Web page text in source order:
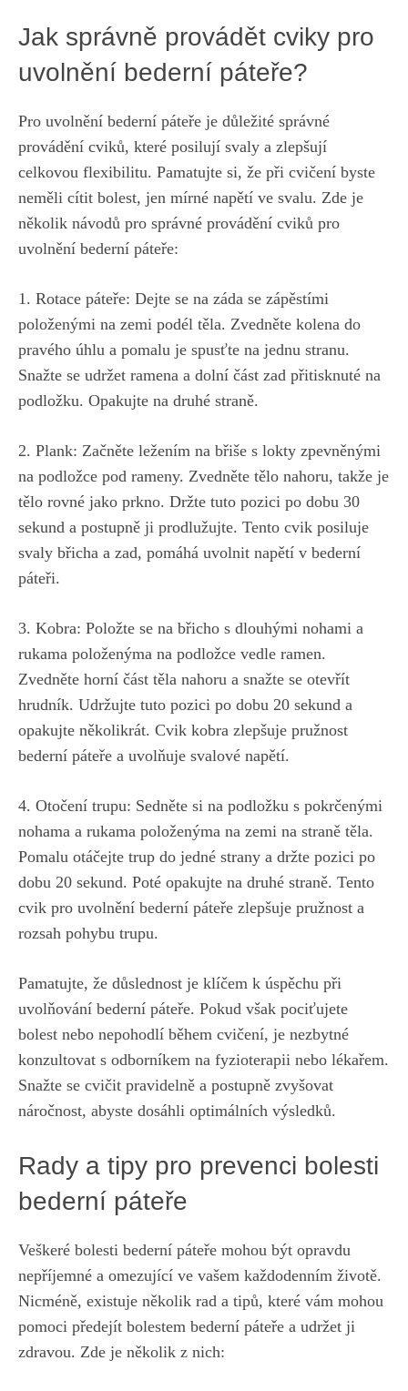
Jak správně provádět cviky pro
uvolnění bederní páteře?
Pro uvolnění bederní páteře je důležité správné
provádění cviků, které posilují svaly a zlepšují
celkovou flexibilitu. Pamatujte si, že při cvičení byste
neměli cítit bolest, jen mírné napětí ve svalu. Zde je
několik návodů pro správné provádění cviků pro
uvolnění bederní páteře:
1. Rotace páteře: Dejte se na záda se zápěstími
položenými na zemi podél těla. Zvedněte kolena do
pravého úhlu a pomalu je spusťte na jednu stranu.
Snažte se udržet ramena a dolní část zad přitisknuté na
podložku. Opakujte na druhé straně.
2. Plank: Začněte ležením na břiše s lokty zpevněnými
na podložce pod rameny. Zvedněte tělo nahoru, takže je
tělo rovné jako prkno. Držte tuto pozici po dobu 30
sekund a postupně ji prodlužujte. Tento cvik posiluje
svaly břicha a zad, pomáhá uvolnit napětí v bederní
páteři.
3. Kobra: Položte se na břicho s dlouhými nohami a
rukama položenýma na podložce vedle ramen.
Zvedněte horní část těla nahoru a snažte se otevřít
hrudník. Udržujte tuto pozici po dobu 20 sekund a
opakujte několikrát. Cvik kobra zlepšuje pružnost
bederní páteře a uvolňuje svalové napětí.
4. Otočení trupu: Sedněte si na podložku s pokrčenými
nohama a rukama položenýma na zemi na straně těla.
Pomalu otáčejte trup do jedné strany a držte pozici po
dobu 20 sekund. Poté opakujte na druhé straně. Tento
cvik pro uvolnění bederní páteře zlepšuje pružnost a
rozsah pohybu trupu.
Pamatujte, že důslednost je klíčem k úspěchu při
uvolňování bederní páteře. Pokud však pociťujete
bolest nebo nepohodlí během cvičení, je nezbytné
konzultovat s odborníkem na fyzioterapii nebo lékařem.
Snažte se cvičit pravidelně a postupně zvyšovat
náročnost, abyste dosáhli optimálních výsledků.
Rady a tipy pro prevenci bolesti
bederní páteře
Veškeré bolesti bederní páteře mohou být opravdu
nepříjemné a omezující ve vašem každodenním životě.
Nicméně, existuje několik rad a tipů, které vám mohou
pomoci předejít bolestem bederní páteře a udržet ji
zdravou. Zde je několik z nich: